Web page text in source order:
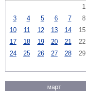
1
3
4 5 6 7 8
10
11 12 13 14 15
17
18 19 20 21 22
24
25 26 27 28 29
март